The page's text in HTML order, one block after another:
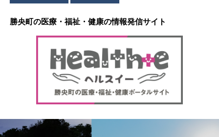
勝央町の医療・福祉・健康の情報発信サイト